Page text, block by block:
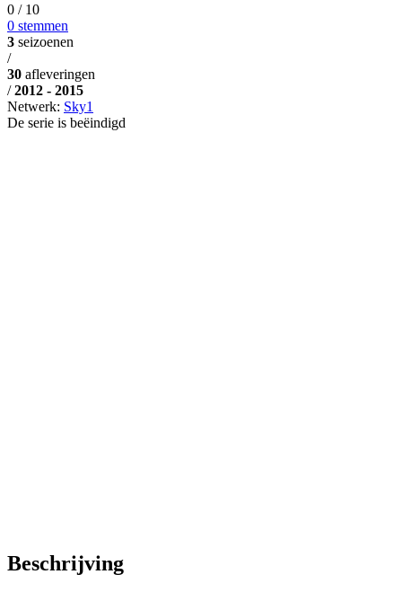
0 / 10
0 stemmen
3 seizoenen
/
30 afleveringen
/ 2012 - 2015
Netwerk: Sky1
De serie is beëindigd
Beschrijving